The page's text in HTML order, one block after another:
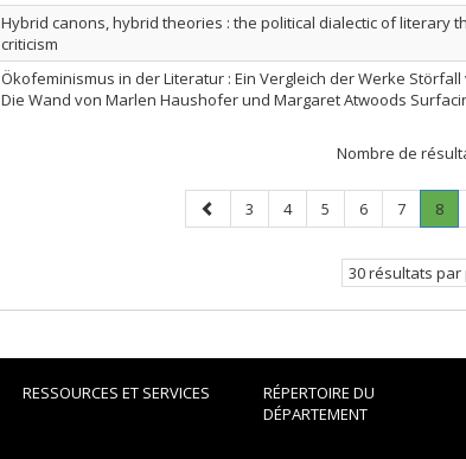
Hybrid canons, hybrid theories : the political dialectic of literary
criticism
Ökofeminismus in der Literatur : Ein Vergleich der Werke
Die Wand von Marlen Haushofer und Margaret Atwoods
Nombre de
Page
précédente
Page
3 Page
4 Page
5 Page
6 Page
7 Page
8.
30 résultats par
RESSOURCES ET SERVICES
RÉPERTOIRE DU
DÉPARTEMENT